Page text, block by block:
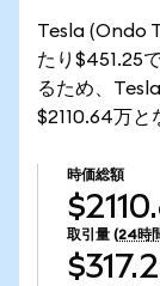
Tesla (Ondo
たり$451.25
るため、
$2110.64万と
時価総額
取引量 (24時